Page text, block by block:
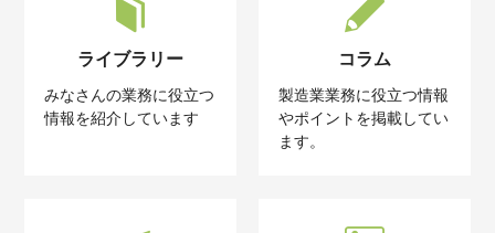
ライブラリー
みなさんの業務に役立つ
情報を紹介しています
コラム
製造業業務に役立つ情報
やポイントを掲載してい
ます。